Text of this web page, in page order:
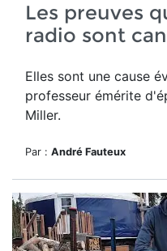
Les preuves
radio sont
Elles sont une cause
professeur émérite
Miller.
Par : André Fauteux